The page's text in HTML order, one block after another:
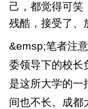
己，都觉得可笑
残酷，接受了、
&emsp;笔者注
委领导下的校长
是这所大学的一
间也不长。成都